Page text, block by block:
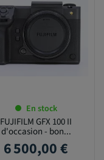
En stock
FUJIFILM GFX 100 II
d'occasion - bon...
Prix
6 500,00 €